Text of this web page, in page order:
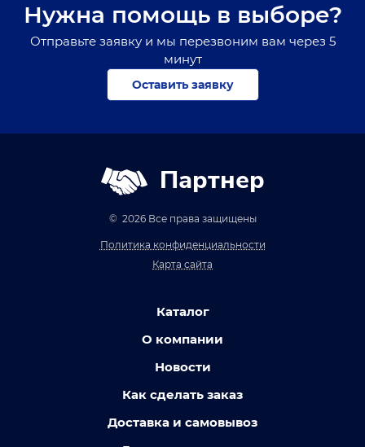
Нужна помощь в выборе?
Отправьте заявку и мы перезвоним вам через 5
минут
Оставить заявку
Партнер
© 2026 Все права защищены
Политика конфиденциальности
Карта сайта
Каталог
О компании
Новости
Как сделать заказ
Доставка и самовывоз